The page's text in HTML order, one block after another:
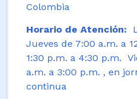
Colombia
Horario de Atención:
Jueves de 7:00 a.m. a
1:30 p.m. a 4:30 p.m.
a.m. a 3:00 p.m. , en
continua